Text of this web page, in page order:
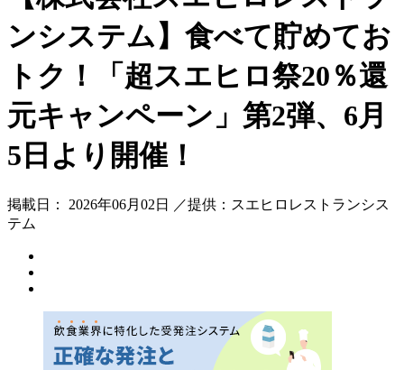
ンシステム】食べて貯めてお
トク！「超スエヒロ祭20％還
元キャンペーン」第2弾、6月
5日より開催！
掲載日： 2026年06月02日 ／提供：スエヒロレストランシス
テム